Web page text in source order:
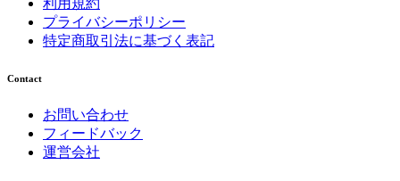
プライバシーポリシー
特定商取引法に基づく表記
Contact
お問い合わせ
フィードバック
運営会社